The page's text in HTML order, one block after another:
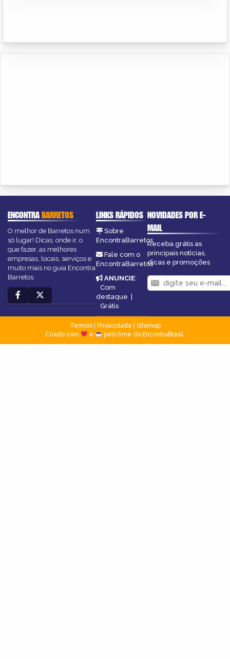
ENCONTRABARRETOS
O melhor de Barretos num
só lugar! Dicas, onde ir, o
que fazer, as melhores
empresas, locais, serviços e
muito mais no guia Encontra
Barretos.
LINKS RÁPIDOS
Sobre
EncontraBarretos
Fale com o
EncontraBarretos
ANUNCIE:
Com
destaque |
Grátis
NOVIDADES POR E-
MAIL
Receba grátis as
principais notícias,
dicas e promoções
Termos| Privacidade
Sitemap
Criado com
e pelo time do EncontraBrasil